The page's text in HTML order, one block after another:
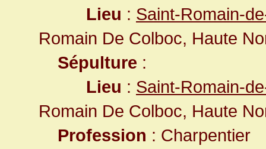
Lieu : Saint-Romain-
Romain De Colboc, Haute
Sépulture :
Lieu : Saint-Romain-
Romain De Colboc, Haute
Profession : Charpentier